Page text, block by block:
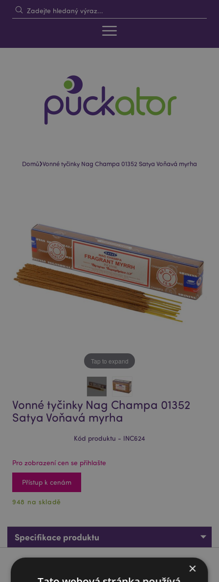
Domů›Vonné tyčinky Nag Champa 01352 Satya Voňavá myrha
images
gallery
images
gallery
Tap to expand
Vonné tyčinky Nag Champa 01352
Satya Voňavá myrha
Kód produktu - INC624
Pro zobrazení cen se přihlašte
Přístup k cenám
948 na skladě
Specifikace produktu
×